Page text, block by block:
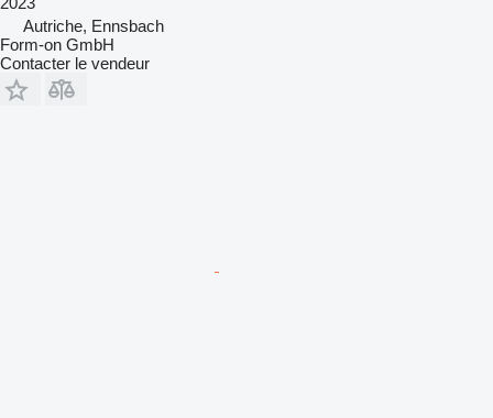
Autriche, Ennsbach
Form-on GmbH
Contacter le vendeur